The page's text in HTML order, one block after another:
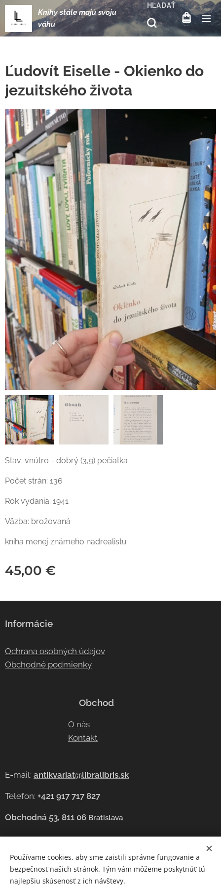
Knihy stále majú svoju
váhu
HĽADAŤ
Ľudovít Eiselle - Okienko do
jezuitského života
Stav: vnútro - dobrý (3,9) pečiatka
Počet strán: 136
Rok vydania: 1941
Väzba: brožovaná
kniha menej známeho nadrealistu
45,00 €
Informácie
Ochrana osobných údajov
Obchodné podmienky
Obchod
O nás
Kontakt
E-mail: antikvariat@libralibris.sk
Telefon: +421 917 717 827
Obchodná 53, 811 06 Bratislava
Cookies
Jazyky
Používame cookies, aby sme zaistili správne fungovanie a
bezpečnosť našich stránok. Tým vám môžeme poskytnúť tú
najlepšiu skúsenosť z ich návštevy.